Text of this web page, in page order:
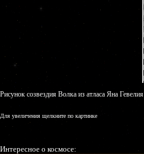
Рисунок созвездия Волка из атласа Яна Гевелия
Для увеличения щелкните по картинке
Интересное о космосе: